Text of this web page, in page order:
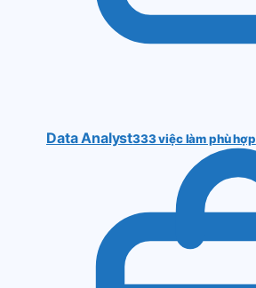
Data Analyst333 việc làm phù hợp